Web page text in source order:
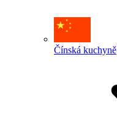
Čínská kuchyně